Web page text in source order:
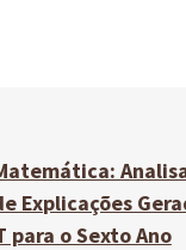
Explicações
para o Sexto Ano